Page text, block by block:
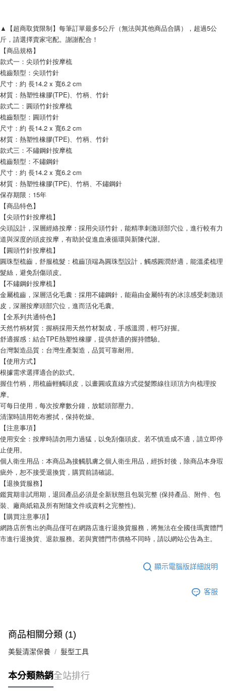
▲【超商取貨限制】每筆訂單最多5公斤（無法與其他商品合購），超過5公
斤，請選擇賣家宅配。謝謝配合！
【商品規格】
款式一：尖頭竹針按摩梳
梳齒類型：尖頭竹針
尺寸：約 長14.2 x 寬6.2 cm
材質：熱塑性橡膠(TPE)、竹柄、竹針
款式二：圓頭竹針按摩梳
梳齒類型：圓頭竹針
尺寸：約 長14.2 x 寬6.2 cm
材質：熱塑性橡膠(TPE)、竹柄、竹針
款式三：不鏽鋼針按摩梳
梳齒類型：不鏽鋼針
尺寸：約 長14.2 x 寬6.2 cm
材質：熱塑性橡膠(TPE)、竹柄、不鏽鋼針
保存期限：15年
【商品特色】
【尖頭竹針按摩梳】
尖頭設計，深層經絡按摩：採用尖頭竹針，能精準刺激頭部穴位，進行較有力
道與深度的頭皮按摩，有助於促進血液循環與新陳代謝。
【圓頭竹針按摩梳】
圓珠型梳齒，舒服梳髮：梳齒頂端為圓珠型設計，觸感圓潤舒適，能溫柔梳理
髮絲，避免刮傷頭皮。
【不鏽鋼針按摩梳】
金屬梳齒，深層活化毛囊：採用不鏽鋼針，能藉由金屬特有的冰涼感受刺激頭
皮，深層按摩頭部穴位，進而活化毛囊。
【全系列共通特色】
天然竹柄材質：握柄採用天然竹材製成，手感溫潤，輕巧好握。
舒適握感：結合TPE熱塑性橡膠，提供舒適的握持體驗。
台灣製造品質：台灣生產製造，品質可靠耐用。
【使用方式】
根據需求選擇適合的款式。
握住竹柄，用梳齒輕觸頭皮，以畫圓或直線方式從髮際線往頭頂方向梳理按
摩。
可每日使用，每次按摩數分鐘，放鬆頭部壓力。
清潔時請用乾布擦拭，保持乾燥。
【注意事項】
使用安全：按摩時請勿用力過猛，以免刮傷頭皮。若不慎造成不適，請立即停
止使用。
個人衛生用品：本商品為接觸肌膚之個人衛生用品，經拆封後，除商品本身瑕
疵外，恕不接受退換貨，購買前請確認。
【退換貨服務】
鑑賞期非試用期，退回產品必須是全新狀態且包裝完整 (保持產品、附件、包
裝、廠商紙箱及所有附隨文件或資料之完整性)。
【購買注意事項】
網路店所售出的商品僅可在網路店進行退換貨服務，將無法在全國佳瑪實體門
市進行退換貨、退款服務。若與實體門市價格不同時，請以網站公告為主。
顯示電腦版詳細說明
客服
商品相關分類 (1)
美髮清潔保養 髮型工具
本分類熱銷全站排行